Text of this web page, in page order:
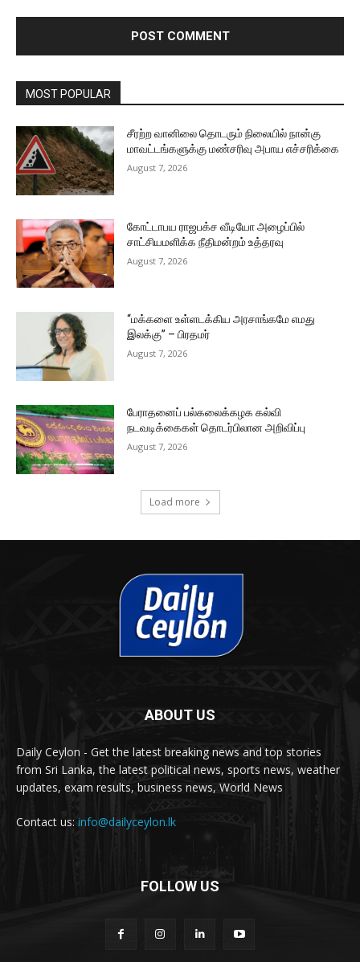
MOST POPULAR
சீரற்ற வானிலை தொடரும் நிலையில் நான்கு
மாவட்டங்களுக்கு மண்சரிவு அபாய எச்சரிக்கை
August 7, 2026
கோட்டாபய ராஜபக்ச வீடியோ அழைப்பில்
சாட்சியமளிக்க நீதிமன்றம் உத்தரவு
August 7, 2026
“மக்களை உள்ளடக்கிய அரசாங்கமே எமது
இலக்கு” – பிரதமர்
August 7, 2026
பேராதனைப் பல்கலைக்கழக கல்வி
நடவடிக்கைகள் தொடர்பிலான அறிவிப்பு
August 7, 2026
Load more
ABOUT US
Daily Ceylon - Get the latest breaking news and top stories
from Sri Lanka, the latest political news, sports news, weather
updates, exam results, business news, World News
Contact us: info@dailyceylon.lk
FOLLOW US